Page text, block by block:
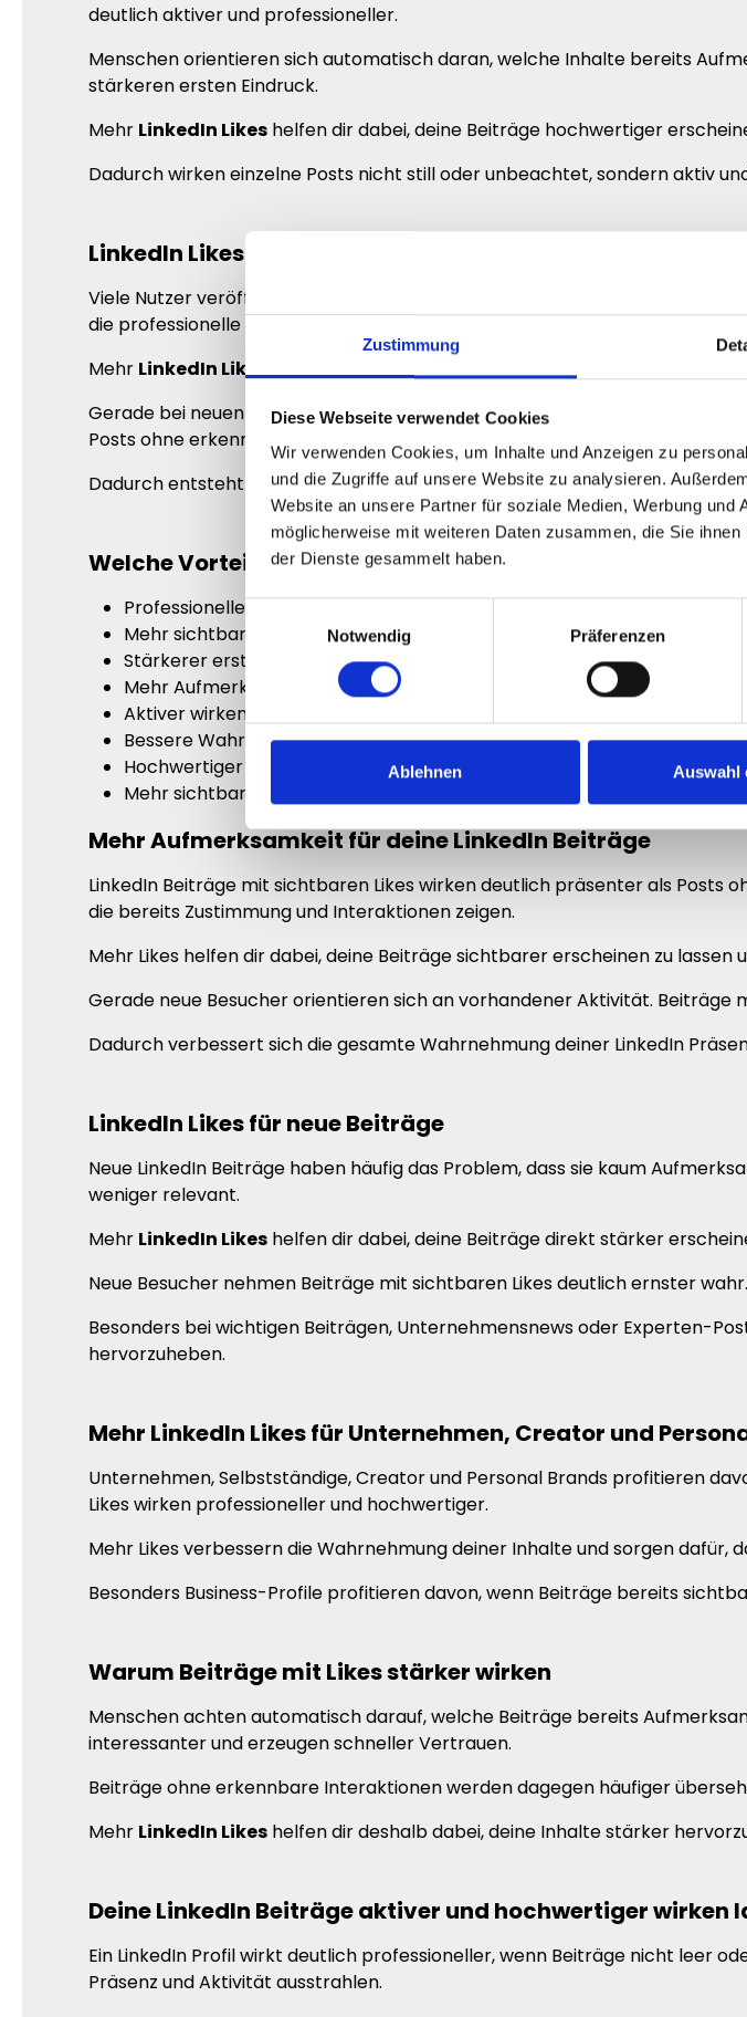
Zustimmung
Diese Webseite verwendet Cookies
Wir verwenden Cookies, um Inhalte und Anzeigen zu
und die Zugriffe auf unsere Website zu analysieren.
Website an unsere Partner für soziale Medien, Werbung
möglicherweise mit weiteren Daten zusammen, die Sie
der Dienste gesammelt haben.
Einwilligungsauswahl
Notwendig
Präferenzen
Ablehnen Auswahl
deutlich aktiver und professioneller.
Menschen orientieren sich automatisch daran, welche Inhalte bereits
stärkeren ersten Eindruck.
Mehr LinkedIn Likes helfen dir dabei, deine Beiträge hochwertiger
Dadurch wirken einzelne Posts nicht still oder unbeachtet, sondern aktiv
LinkedIn Likes kaufen und Beiträge professioneller
Viele Nutzer veröffentlichen regelmäßig Business-Content,
die professionelle Außenwirkung.
Mehr LinkedIn Likessorgen dafür, dass deine Beiträge stärker
Gerade bei neuen Besuchern kann dieser Unterschied entscheidend
Posts ohne erkennbare Aktivität.
Dadurch entsteht eine stärkere Wahrnehmung deiner Inhalte und deines
Welche Vorteile LinkedIn Likes bieten
Professioneller wirkende LinkedIn Beiträge
Mehr sichtbare Aktivität im Feed
Stärkerer erster Eindruck
Mehr Aufmerksamkeit für deine Inhalte
Aktiver wirkender LinkedIn Auftritt
Bessere Wahrnehmung deiner Beiträge
Hochwertiger wirkender Content
Mehr sichtbare Interaktionen
Mehr Aufmerksamkeit für deine LinkedIn Beiträge
LinkedIn Beiträge mit sichtbaren Likes wirken deutlich präsenter als
die bereits Zustimmung und Interaktionen zeigen.
Mehr Likes helfen dir dabei, deine Beiträge sichtbarer erscheinen zu lassen
Gerade neue Besucher orientieren sich an vorhandener Aktivität. Beiträge
Dadurch verbessert sich die gesamte Wahrnehmung deiner LinkedIn
LinkedIn Likes für neue Beiträge
Neue LinkedIn Beiträge haben häufig das Problem, dass sie kaum
weniger relevant.
Mehr LinkedIn Likes helfen dir dabei, deine Beiträge direkt stärker
Neue Besucher nehmen Beiträge mit sichtbaren Likes deutlich ernster
Besonders bei wichtigen Beiträgen, Unternehmensnews oder Experten-
hervorzuheben.
Mehr LinkedIn Likes für Unternehmen, Creator und
Unternehmen, Selbstständige, Creator und Personal Brands profitieren
Likes wirken professioneller und hochwertiger.
Mehr Likes verbessern die Wahrnehmung deiner Inhalte und sorgen dafür,
Besonders Business-Profile profitieren davon, wenn Beiträge bereits
Warum Beiträge mit Likes stärker wirken
Menschen achten automatisch darauf, welche Beiträge bereits
interessanter und erzeugen schneller Vertrauen.
Beiträge ohne erkennbare Interaktionen werden dagegen häufiger
Mehr LinkedIn Likes helfen dir deshalb dabei, deine Inhalte stärker
Deine LinkedIn Beiträge aktiver und hochwertiger wirken
Ein LinkedIn Profil wirkt deutlich professioneller, wenn Beiträge nicht leer
Präsenz und Aktivität ausstrahlen.